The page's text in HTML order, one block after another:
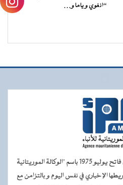
“انغوي و ياما و…
أنشئت الوكالة الموريتانية للأنباء في فاتح يوليو 1975 باسم "الوكالة الموريتانية
الإخباري في نفس اليوم و بالتزامن مع